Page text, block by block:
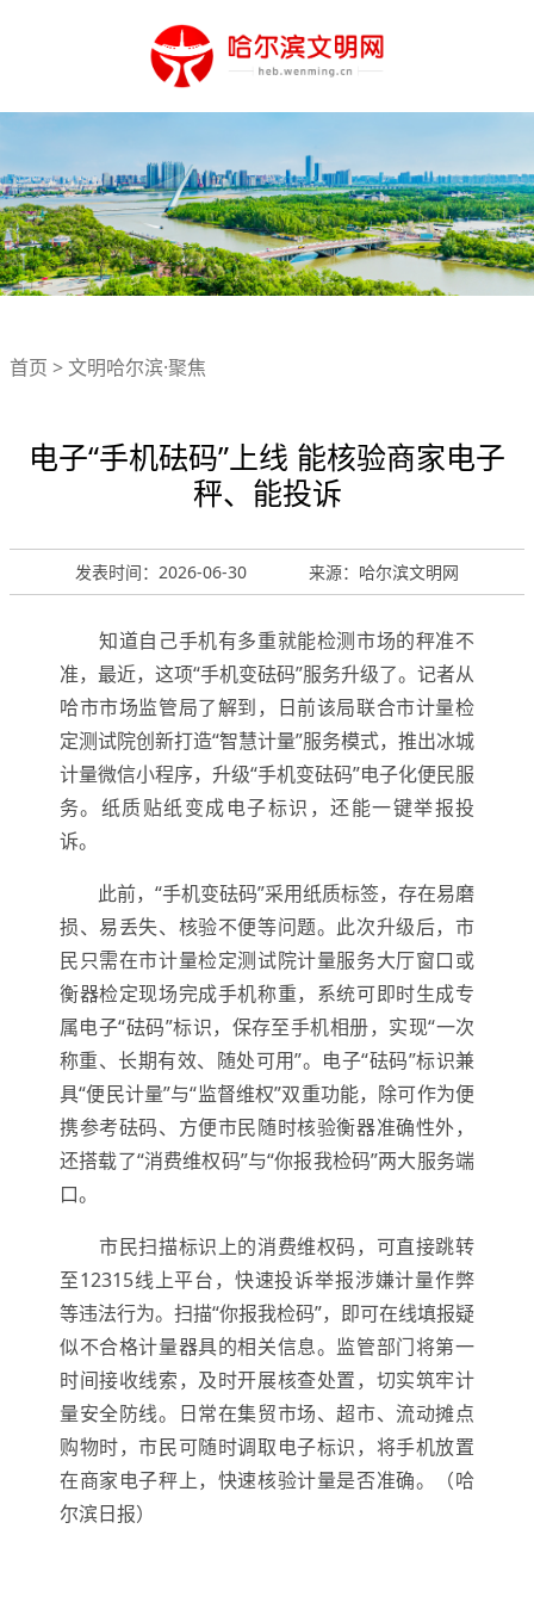
首页 >文明哈尔滨·聚焦
电子“手机砝码”上线 能核验商家电子
秤、能投诉
发表时间：2026-06-30 来源：哈尔滨文明网
知道自己手机有多重就能检测市场的秤准不
准，最近，这项“手机变砝码”服务升级了。记者从
哈市市场监管局了解到，日前该局联合市计量检
定测试院创新打造“智慧计量”服务模式，推出冰城
计量微信小程序，升级“手机变砝码”电子化便民服
务。纸质贴纸变成电子标识，还能一键举报投
诉。
此前，“手机变砝码”采用纸质标签，存在易磨
损、易丢失、核验不便等问题。此次升级后，市
民只需在市计量检定测试院计量服务大厅窗口或
衡器检定现场完成手机称重，系统可即时生成专
属电子“砝码”标识，保存至手机相册，实现“一次
称重、长期有效、随处可用”。电子“砝码”标识兼
具“便民计量”与“监督维权”双重功能，除可作为便
携参考砝码、方便市民随时核验衡器准确性外，
还搭载了“消费维权码”与“你报我检码”两大服务端
口。
市民扫描标识上的消费维权码，可直接跳转
至12315线上平台，快速投诉举报涉嫌计量作弊
等违法行为。扫描“你报我检码”，即可在线填报疑
似不合格计量器具的相关信息。监管部门将第一
时间接收线索，及时开展核查处置，切实筑牢计
量安全防线。日常在集贸市场、超市、流动摊点
购物时，市民可随时调取电子标识，将手机放置
在商家电子秤上，快速核验计量是否准确。（哈
尔滨日报）